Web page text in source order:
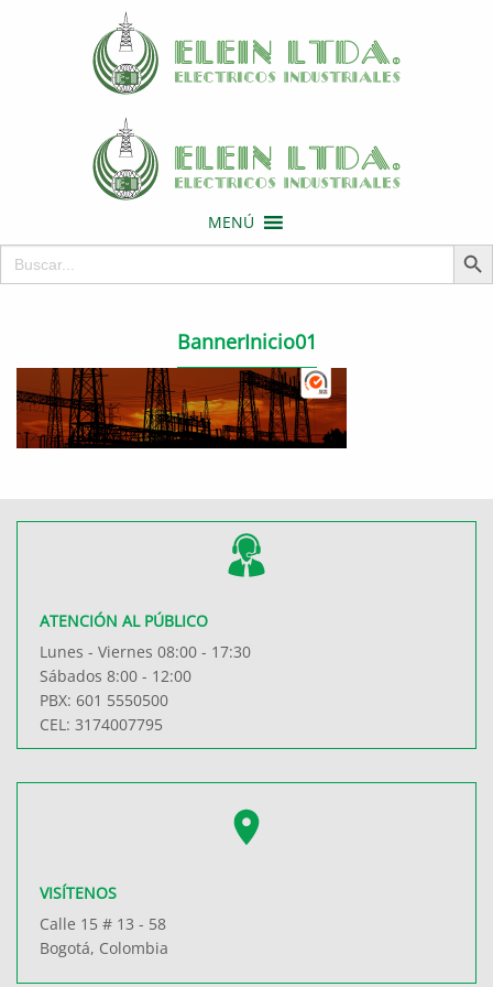
MENÚ
Buscar:
Botón de
BannerInicio01
ATENCIÓN AL PÚBLICO
Lunes - Viernes 08:00 - 17:30
Sábados 8:00 - 12:00
PBX: 601 5550500
CEL: 3174007795
VISÍTENOS
Calle 15 # 13 - 58
Bogotá, Colombia